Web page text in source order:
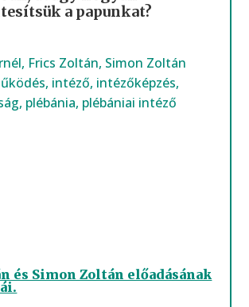
a papunkat?
, Frics Zoltán, Simon Zoltán
, intéző, intézőképzés,
, plébánia, plébániai intéző
és Simon Zoltán előadásának